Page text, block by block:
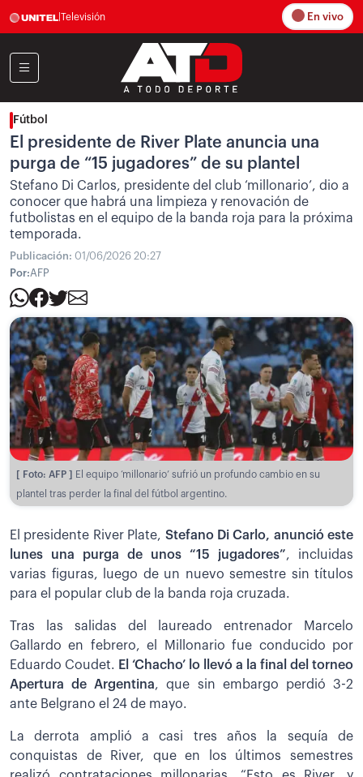
Televisión En vivo
Fútbol
El presidente de River Plate anuncia una
purga de “15 jugadores” de su plantel
Stefano Di Carlos, presidente del club ‘millonario’, dio a
conocer que habrá una limpieza y renovación de
futbolistas en el equipo de la banda roja para la próxima
temporada.
Publicación: 01/06/2026 20:27
Por:AFP
[ Foto: AFP ]
El equipo ‘millonario’ sufrió un profundo cambio en su
plantel tras perder la final del fútbol argentino.
El presidente River Plate, Stefano Di Carlo, anunció este
lunes una purga de unos “15 jugadores”, incluidas
varias figuras, luego de un nuevo semestre sin títulos
para el popular club de la banda roja cruzada.
Tras las salidas del laureado entrenador Marcelo
Gallardo en febrero, el Millonario fue conducido por
Eduardo Coudet. El ‘Chacho’ lo llevó a la final del torneo
Apertura de Argentina, que sin embargo perdió 3-2
ante Belgrano el 24 de mayo.
La derrota amplió a casi tres años la sequía de
conquistas de River, que en los últimos semestres